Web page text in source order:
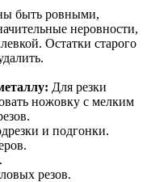
быть ровными,
неровности,
Остатки старого
Для резки
ножовку с мелким
и подгонки.
резов.